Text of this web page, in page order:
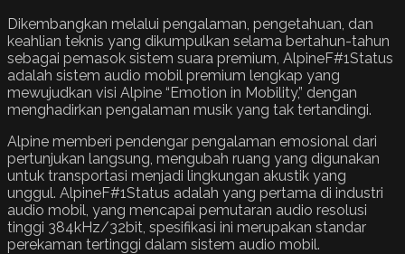
Dikembangkan melalui pengalaman, pengetahuan, dan
keahlian teknis yang dikumpulkan selama bertahun-tahun
sebagai pemasok sistem suara premium, AlpineF#1Status
adalah sistem audio mobil premium lengkap yang
mewujudkan visi Alpine “Emotion in Mobility,” dengan
menghadirkan pengalaman musik yang tak tertandingi.
Alpine memberi pendengar pengalaman emosional dari
pertunjukan langsung, mengubah ruang yang digunakan
untuk transportasi menjadi lingkungan akustik yang
unggul. AlpineF#1Status adalah yang pertama di industri
audio mobil, yang mencapai pemutaran audio resolusi
tinggi 384kHz/32bit, spesifikasi ini merupakan standar
perekaman tertinggi dalam sistem audio mobil.